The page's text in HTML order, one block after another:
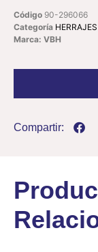
Código 90-296066
Categoría
Marca: VBH
Compartir: